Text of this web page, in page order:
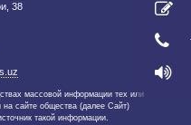
38
массовой информации тех или
сайте общества (далее Сайт)
такой информации.